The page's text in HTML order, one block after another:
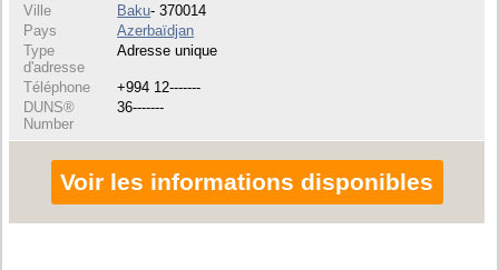
Ville
Baku- 370014
Pays
Azerbaïdjan
Type
d'adresse
Adresse unique
Téléphone
+994 12-------
DUNS®
Number
36-------
Voir les informations disponibles